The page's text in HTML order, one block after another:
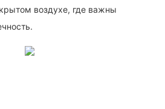
воздухе, где важны